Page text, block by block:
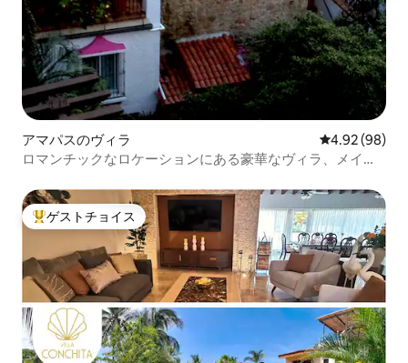
アマパスのヴィラ レビュー98
4.92 (98)
ロマンチックなロケーションにある豪華なヴィラ、メイド
大好評のゲストチョイスです。
ゲストチョイス